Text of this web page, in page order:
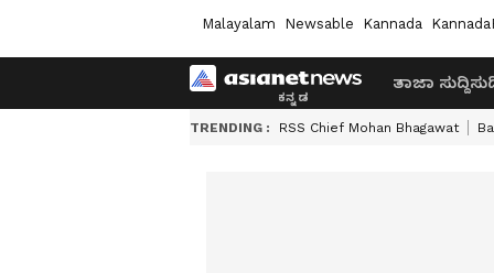
Malayalam Newsable Kannada
ತಾಜಾ ಸುದ್ದಿ
TRENDING : RSS Chief Mohan Bhagawat